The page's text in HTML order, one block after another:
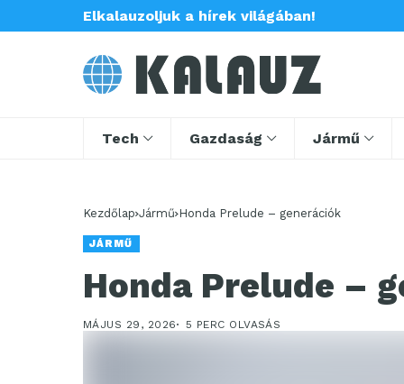
Elkalauzoljuk a hírek világában!
Tech Gazdaság Jármű
Kezdőlap Jármű Honda Prelude – generációk
JÁRMŰ
Honda Prelude –
MÁJUS 29, 2026 5 PERC OLVASÁS